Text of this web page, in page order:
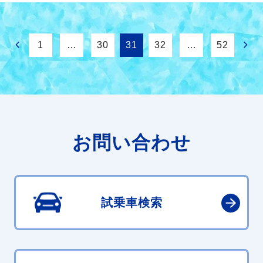
1 … 30 31 32 … 52
お問い合わせ
試乗車検索